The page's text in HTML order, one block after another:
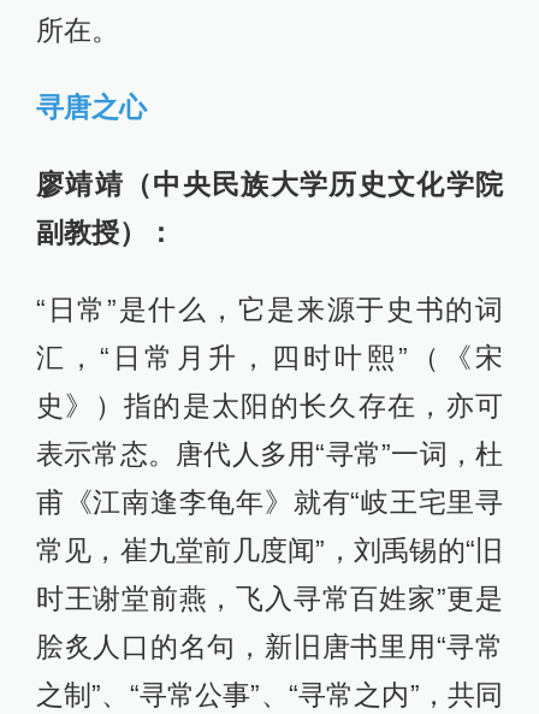
所在。
寻唐之心
廖靖靖（中央民族大学历史文化学院
副教授）：
“日常”是什么，它是来源于史书的词
汇，“日常月升，四时叶熙”（《宋
史》）指的是太阳的长久存在，亦可
表示常态。唐代人多用“寻常”一词，杜
甫《江南逢李龟年》就有“岐王宅里寻
常见，崔九堂前几度闻”，刘禹锡的“旧
时王谢堂前燕，飞入寻常百姓家”更是
脍炙人口的名句，新旧唐书里用“寻常
之制”、“寻常公事”、“寻常之内”，共同